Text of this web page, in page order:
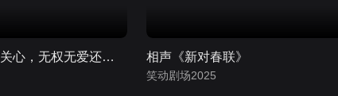
女士控诉不被丈夫关心，无权无爱还要遭受家暴 相声《新对春联》
笑动剧场2025